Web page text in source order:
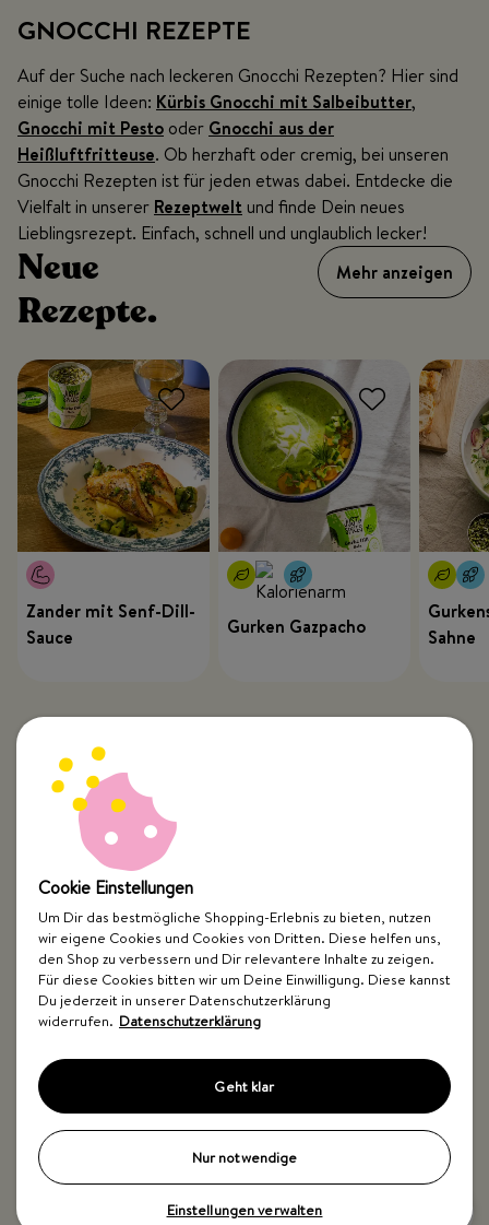
GNOCCHI REZEPTE
Auf der Suche nach leckeren Gnocchi Rezepten? Hier sind
einige tolle Ideen: Kürbis Gnocchi mit Salbeibutter,
Gnocchi mit Pesto oder Gnocchi aus der
Heißluftfritteuse. Ob herzhaft oder cremig, bei unseren
Gnocchi Rezepten ist für jeden etwas dabei. Entdecke die
Vielfalt in unserer Rezeptwelt und finde Dein neues
Lieblingsrezept. Einfach, schnell und unglaublich lecker!
Neue
Rezepte.
Mehr anzeigen
Zander mit Senf-Dill-
Sauce
Gurken Gazpacho
Sahne
Top Kategorien
Just Spices
Impressum WiderrufsbelehrungDatenschutzBarrierefreiheit
Cookie Einstellungen
Um Dir das bestmögliche Shopping-Erlebnis zu bieten, nutzen
wir eigene Cookies und Cookies von Dritten. Diese helfen uns,
den Shop zu verbessern und Dir relevantere Inhalte zu zeigen.
Für diese Cookies bitten wir um Deine Einwilligung. Diese kannst
Du jederzeit in unserer Datenschutzerklärung
widerrufen. Datenschutzerklärung
Geht klar
Nur notwendige
Einstellungen verwalten